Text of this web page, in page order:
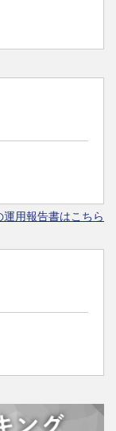
運用報告書はこちら